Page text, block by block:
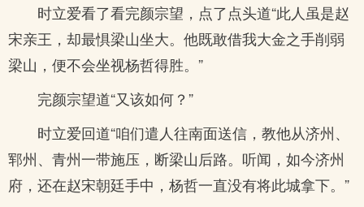
时立爱看了看完颜宗望，点了点头道“此人虽是赵
宋亲王，却最惧梁山坐大。他既敢借我大金之手削弱
梁山，便不会坐视杨哲得胜。”
完颜宗望道“又该如何？”
时立爱回道“咱们遣人往南面送信，教他从济州、
郓州、青州一带施压，断梁山后路。听闻，如今济州
府，还在赵宋朝廷手中，杨哲一直没有将此城拿下。”